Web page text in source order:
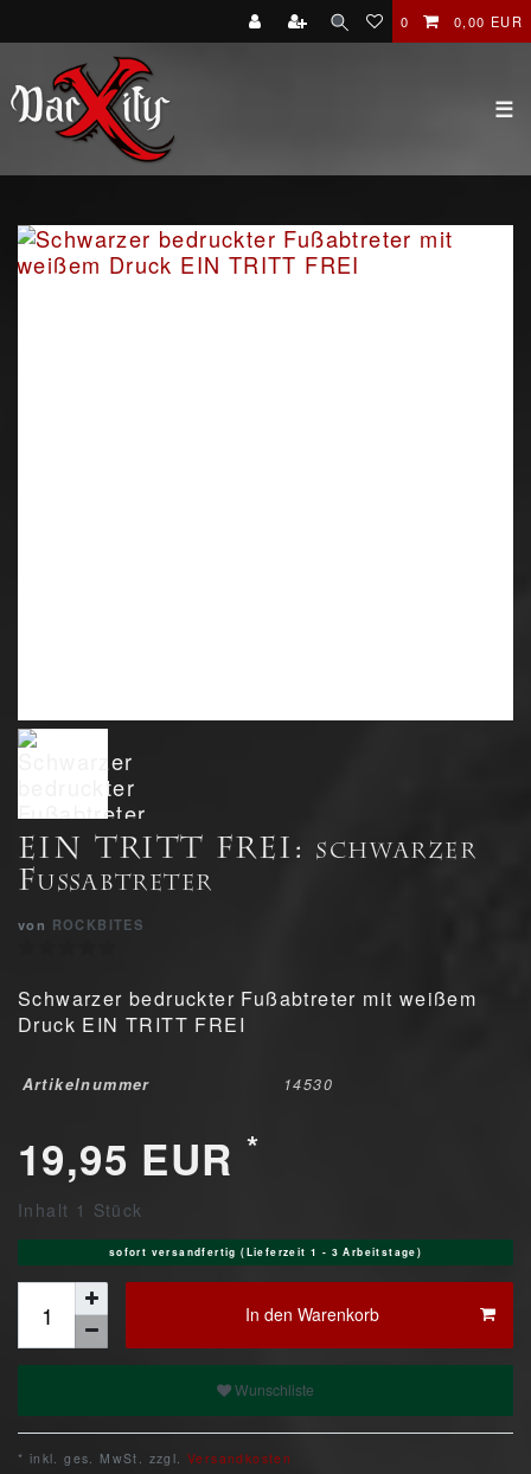
0 0,00 EUR
☰
EIN TRITT FREI: schwarzer
Fußabtreter
von ROCKBITES
Schwarzer bedruckter Fußabtreter mit weißem
Druck EIN TRITT FREI
Artikelnummer 14530
19,95 EUR *
Inhalt 1 Stück
sofort versandfertig (Lieferzeit 1 - 3 Arbeitstage)
In den Warenkorb
Wunschliste
* inkl. ges. MwSt. zzgl. Versandkosten